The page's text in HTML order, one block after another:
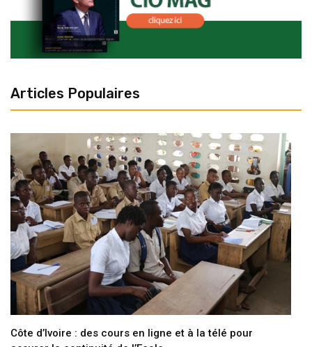
Articles Populaires
Côte d’Ivoire : des cours en ligne et à la télé pour